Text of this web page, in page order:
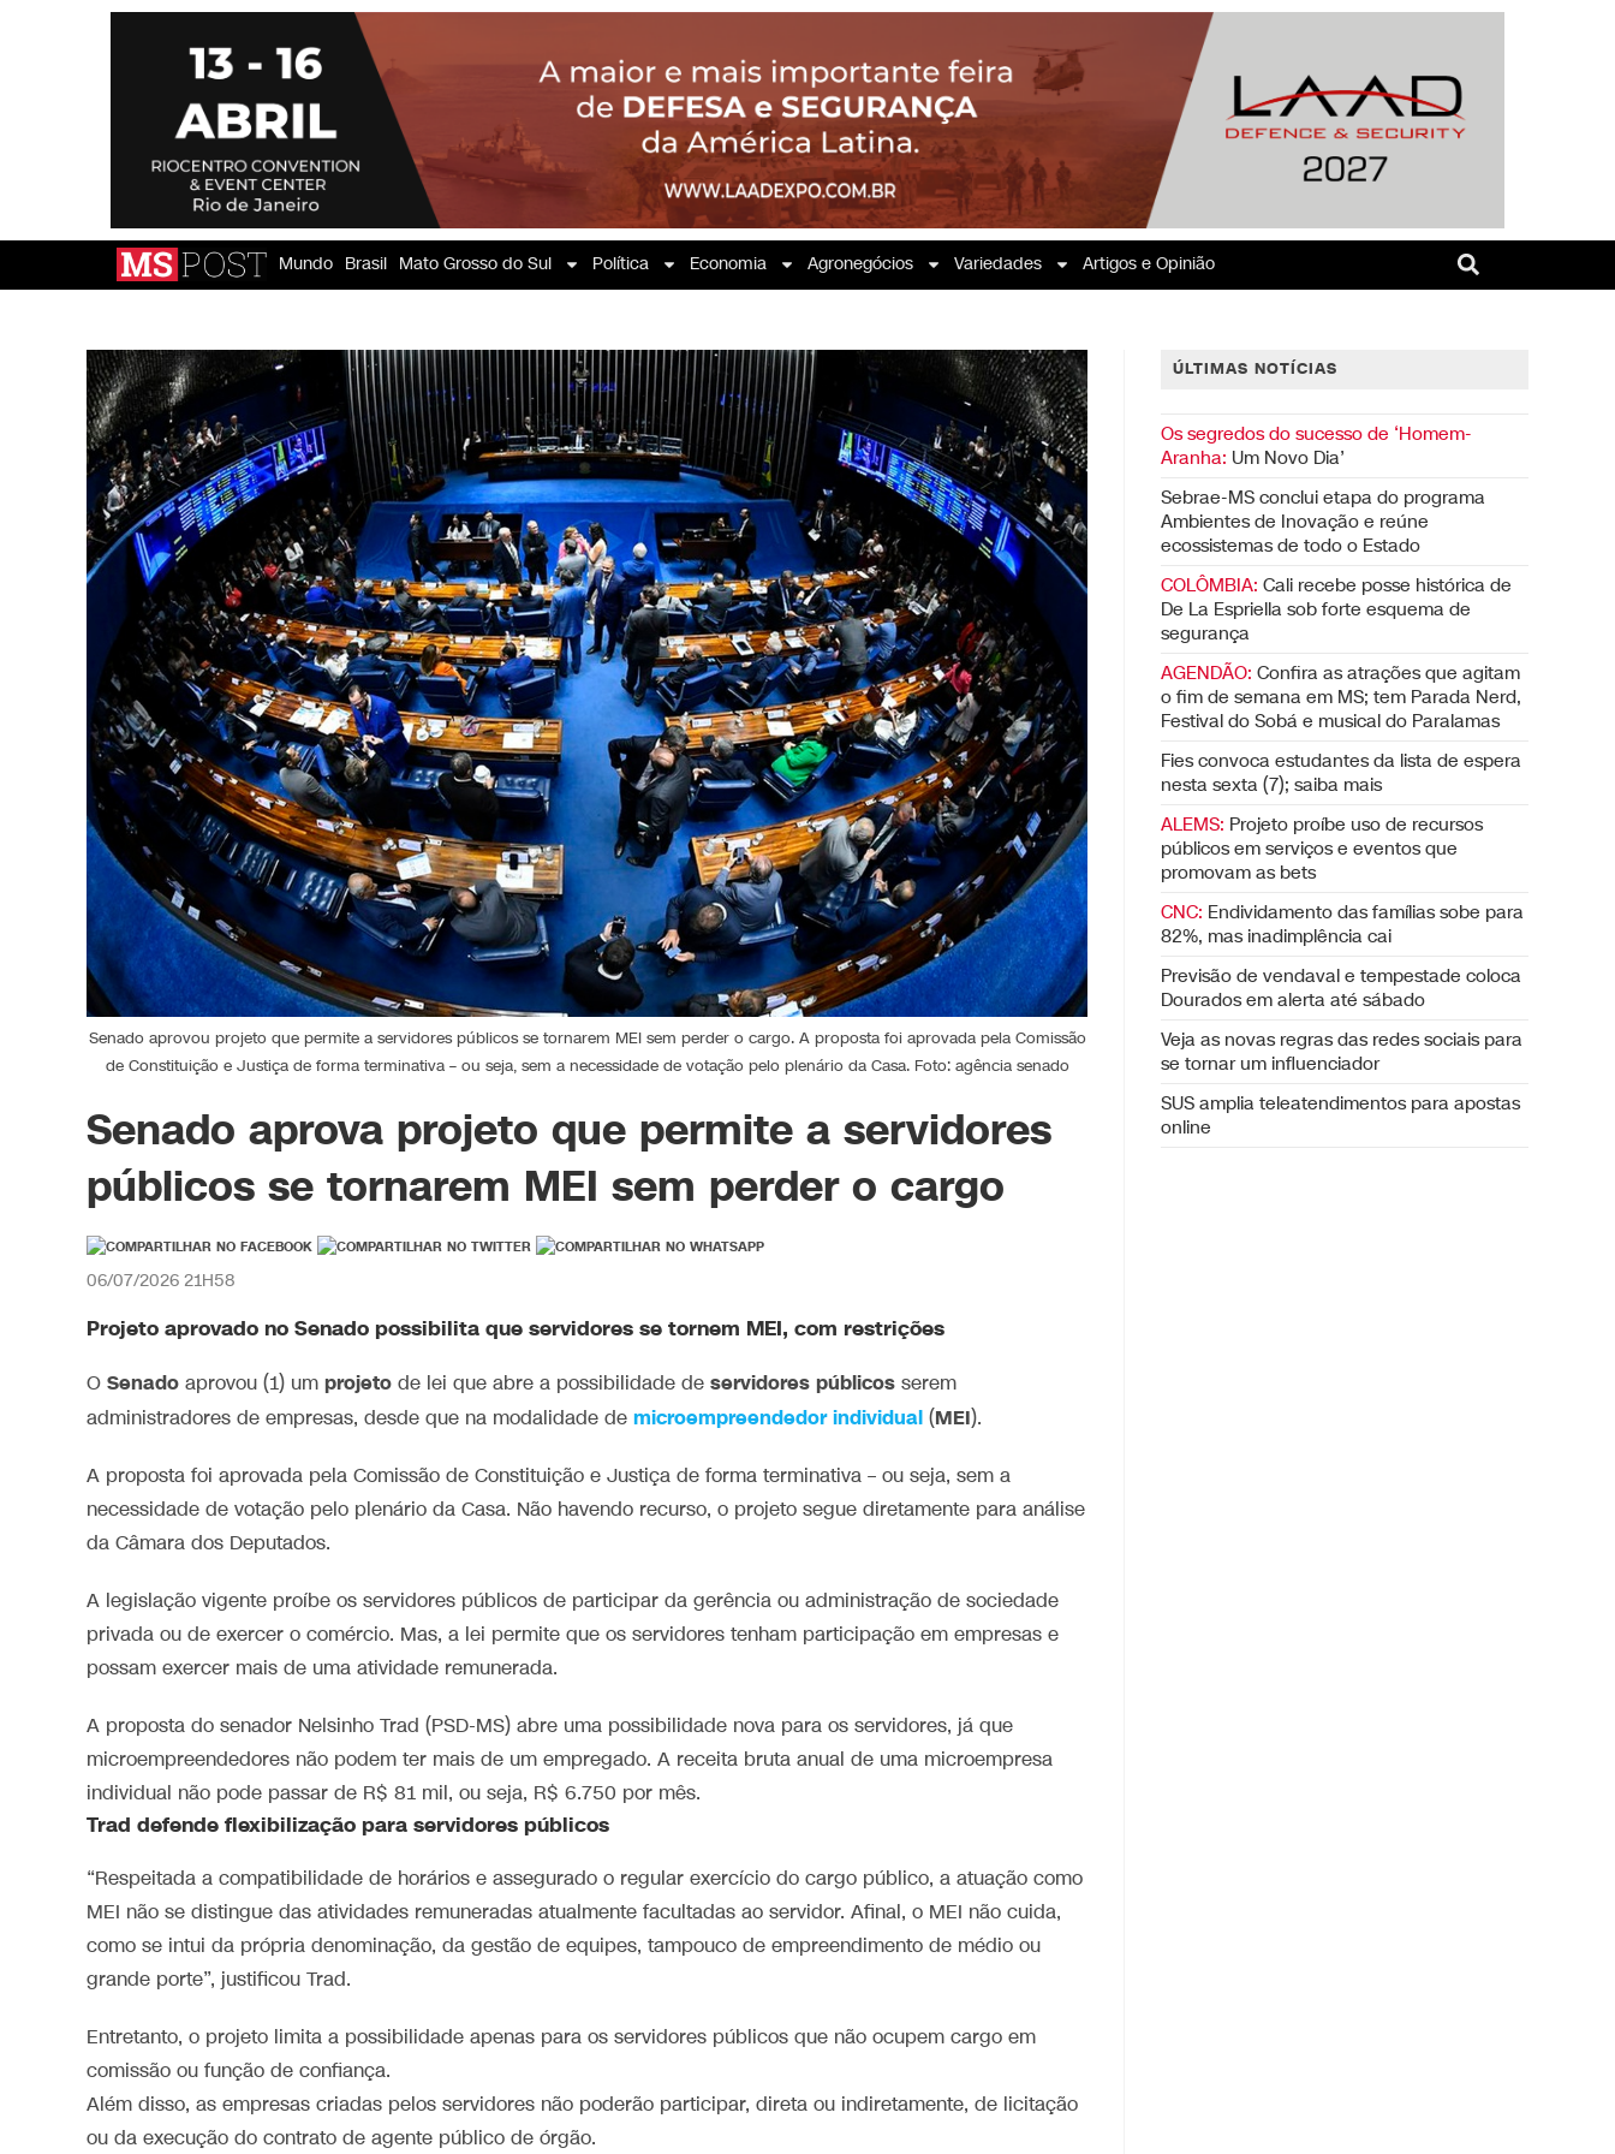
Mundo Brasil Mato Grosso do Sul Política Economia Agronegócios Variedades Artigos e Opinião
Senado aprovou projeto que permite a servidores públicos se tornarem MEI sem perder o cargo. A proposta foi aprovada pela Comissão
de Constituição e Justiça de forma terminativa – ou seja, sem a necessidade de votação pelo plenário da Casa. Foto: agência senado
Senado aprova projeto que permite a servidores
públicos se tornarem MEI sem perder o cargo
06/07/2026 21H58
Projeto aprovado no Senado possibilita que servidores se tornem MEI, com restrições
O Senado aprovou (1) um projeto de lei que abre a possibilidade de servidores públicos serem
administradores de empresas, desde que na modalidade de microempreendedor individual (MEI).
A proposta foi aprovada pela Comissão de Constituição e Justiça de forma terminativa – ou seja, sem a
necessidade de votação pelo plenário da Casa. Não havendo recurso, o projeto segue diretamente para análise
da Câmara dos Deputados.
A legislação vigente proíbe os servidores públicos de participar da gerência ou administração de sociedade
privada ou de exercer o comércio. Mas, a lei permite que os servidores tenham participação em empresas e
possam exercer mais de uma atividade remunerada.
A proposta do senador Nelsinho Trad (PSD-MS) abre uma possibilidade nova para os servidores, já que
microempreendedores não podem ter mais de um empregado. A receita bruta anual de uma microempresa
individual não pode passar de R$ 81 mil, ou seja, R$ 6.750 por mês.
Trad defende flexibilização para servidores públicos
“Respeitada a compatibilidade de horários e assegurado o regular exercício do cargo público, a atuação como
MEI não se distingue das atividades remuneradas atualmente facultadas ao servidor. Afinal, o MEI não cuida,
como se intui da própria denominação, da gestão de equipes, tampouco de empreendimento de médio ou
grande porte”, justificou Trad.
Entretanto, o projeto limita a possibilidade apenas para os servidores públicos que não ocupem cargo em
comissão ou função de confiança.
Além disso, as empresas criadas pelos servidores não poderão participar, direta ou indiretamente, de licitação
ou da execução do contrato de agente público de órgão.
ÚLTIMAS NOTÍCIAS
Os segredos do sucesso de ‘Homem-
Aranha: Um Novo Dia’
Sebrae-MS conclui etapa do programa
Ambientes de Inovação e reúne
ecossistemas de todo o Estado
COLÔMBIA: Cali recebe posse histórica de
De La Espriella sob forte esquema de
segurança
AGENDÃO: Confira as atrações que agitam
o fim de semana em MS; tem Parada Nerd,
Festival do Sobá e musical do Paralamas
Fies convoca estudantes da lista de espera
nesta sexta (7); saiba mais
ALEMS: Projeto proíbe uso de recursos
públicos em serviços e eventos que
promovam as bets
CNC: Endividamento das famílias sobe para
82%, mas inadimplência cai
Previsão de vendaval e tempestade coloca
Dourados em alerta até sábado
Veja as novas regras das redes sociais para
se tornar um influenciador
SUS amplia teleatendimentos para apostas
online